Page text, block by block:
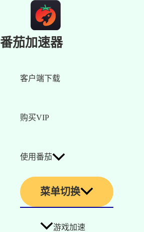
番茄加速器
客户端下载
购买VIP
使用番茄
菜单切换
游戏加速